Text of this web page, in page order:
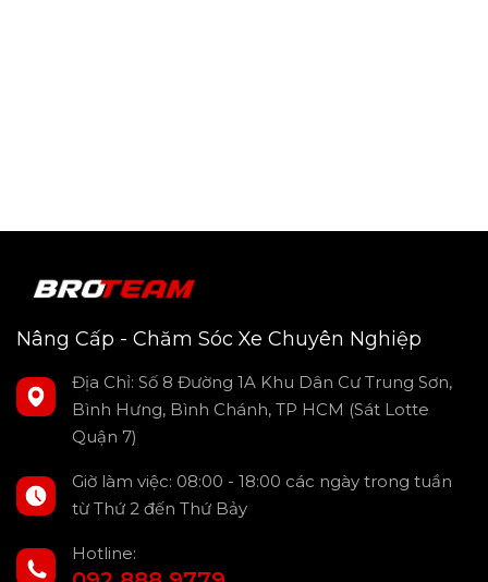
Nâng Cấp - Chăm Sóc Xe Chuyên Nghiệp
Địa Chỉ: Số 8 Đường 1A Khu Dân Cư Trung Sơn,
Bình Hưng, Bình Chánh, TP HCM (Sát Lotte
Quận 7)
Giờ làm việc: 08:00 - 18:00 các ngày trong tuần
từ Thứ 2 đến Thứ Bảy
Hotline: